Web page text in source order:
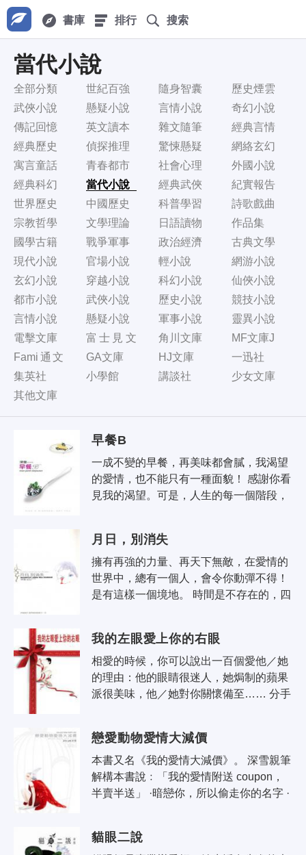
書庫 排行 搜索
當代小說
全部分類 世紀百強 隨身智囊
歷史煙雲
武俠小說
懸疑小說 言情小說
奇幻小說
傳記回憶
英文讀本 雜文隨筆
經典言情
經典歷史
偵探推理 驚悚懸疑
網絡玄幻
寓言童話
青春都市 社會心理
外國小說
經典科幻
當代小說 經典武俠
紀實報告
世界歷史
中國歷史 科普學習
詩歌戲曲
宗教哲學
文學理論 日語讀物
作品集
國學古籍
戰爭軍事 政治經濟
古典文學
現代小說
官場小說 輕小說
網游小說
玄幻小說
穿越小說 科幻小說
仙俠小說
都市小說
武俠小說 歷史小說
競技小說
言情小說
懸疑小說 軍事小說
靈異小說
電擊文庫
富士見文
庫
角川文庫
MF文庫J
Fami通文
庫
GA文庫 HJ文庫
一迅社
集英社
小學館 講談社
少女文庫
其他文庫
早餐B
一成不變的早餐，再美味都會膩，我渴望
的愛情，也不能只有一種面貌！ 感謝你看
見我的渴望。可是，人生的每一個階段，
月日，別消失
擁有再強的力量、再天下無敵，在愛情的
世界中，總有一個人，會令你動彈不得！
是有這樣一個境地。 時間是不存在的，四
我的左眼愛上你的右眼
相愛的時候，你可以說出一百個愛他／她
的理由：他的眼睛很迷人，她焗制的蘋果
派很美味，他／她對你關懷備至…… 分手
戀愛動物愛情大減價
本書又名《我的愛情大減價》。 深雪親筆
解構本書說﹕「我的愛情附送 coupon，
半賣半送」 ·暗戀你，所以偷走你的名字 ·
貓眼二說